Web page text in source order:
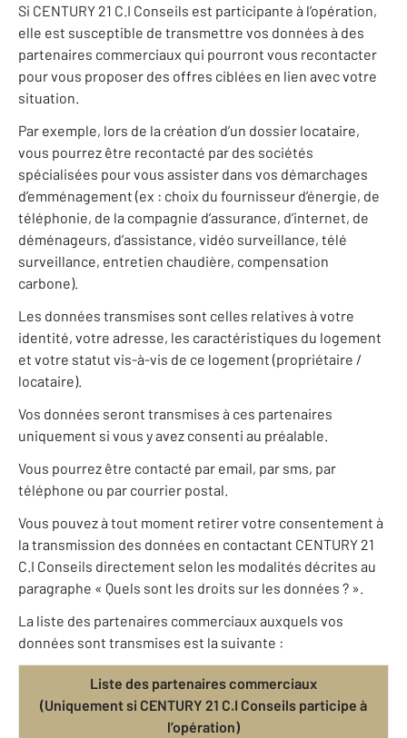
Si CENTURY 21 C.I Conseils est participante à l’opération,
elle est susceptible de transmettre vos données à des
partenaires commerciaux qui pourront vous recontacter
pour vous proposer des offres ciblées en lien avec votre
situation.
Par exemple, lors de la création d’un dossier locataire,
vous pourrez être recontacté par des sociétés
spécialisées pour vous assister dans vos démarchages
d’emménagement (ex : choix du fournisseur d’énergie, de
téléphonie, de la compagnie d’assurance, d’internet, de
déménageurs, d’assistance, vidéo surveillance, télé
surveillance, entretien chaudière, compensation
carbone).
Les données transmises sont celles relatives à votre
identité, votre adresse, les caractéristiques du logement
et votre statut vis-à-vis de ce logement (propriétaire /
locataire).
Vos données seront transmises à ces partenaires
uniquement si vous y avez consenti au préalable.
Vous pourrez être contacté par email, par sms, par
téléphone ou par courrier postal.
Vous pouvez à tout moment retirer votre consentement à
la transmission des données en contactant CENTURY 21
C.I Conseils directement selon les modalités décrites au
paragraphe « Quels sont les droits sur les données ? ».
La liste des partenaires commerciaux auxquels vos
données sont transmises est la suivante :
Liste des partenaires commerciaux
(Uniquement si CENTURY 21 C.I Conseils participe à
l’opération)